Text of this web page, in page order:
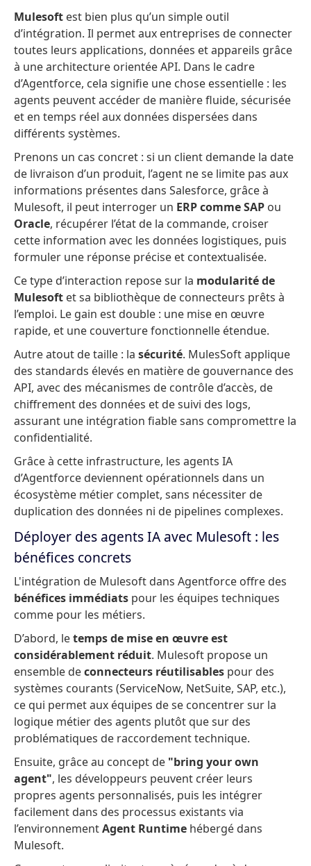
Mulesoft est bien plus qu’un simple outil
d’intégration. Il permet aux entreprises de connecter
toutes leurs applications, données et appareils grâce
à une architecture orientée API. Dans le cadre
d’Agentforce, cela signifie une chose essentielle : les
agents peuvent accéder de manière fluide, sécurisée
et en temps réel aux données dispersées dans
différents systèmes.
Prenons un cas concret : si un client demande la date
de livraison d’un produit, l’agent ne se limite pas aux
informations présentes dans Salesforce, grâce à
Mulesoft, il peut interroger un ERP comme SAP ou
Oracle, récupérer l’état de la commande, croiser
cette information avec les données logistiques, puis
formuler une réponse précise et contextualisée.
Ce type d’interaction repose sur la modularitéde
Mulesoft et sa bibliothèque de connecteurs prêts à
l’emploi. Le gain est double : une mise en œuvre
rapide, et une couverture fonctionnelle étendue.
Autre atout de taille : la sécurité. MulesSoft applique
des standards élevés en matière de gouvernance des
API, avec des mécanismes de contrôle d’accès, de
chiffrement des données et de suivi des logs,
assurant une intégration fiable sans compromettre la
confidentialité.
Grâce à cette infrastructure, les agents IA
d’Agentforce deviennent opérationnels dans un
écosystème métier complet, sans nécessiter de
duplication des données ni de pipelines complexes.
Déployer des agents IA avec Mulesoft : les
bénéfices concrets
L'intégration de Mulesoft dans Agentforce offre des
bénéfices immédiats pour les équipes techniques
comme pour les métiers.
D’abord, letemps de mise en œuvre est
considérablement réduit. Mulesoft propose un
ensemble deconnecteurs réutilisables pour des
systèmes courants (ServiceNow, NetSuite, SAP, etc.),
ce qui permet aux équipes de se concentrer sur la
logique métier des agents plutôt que sur des
problématiques de raccordement technique.
Ensuite, grâce au concept de "bring your own
agent", les développeurs peuvent créer leurs
propres agents personnalisés, puis les intégrer
facilement dans des processus existants via
l’environnementAgent Runtime hébergé dans
Mulesoft.